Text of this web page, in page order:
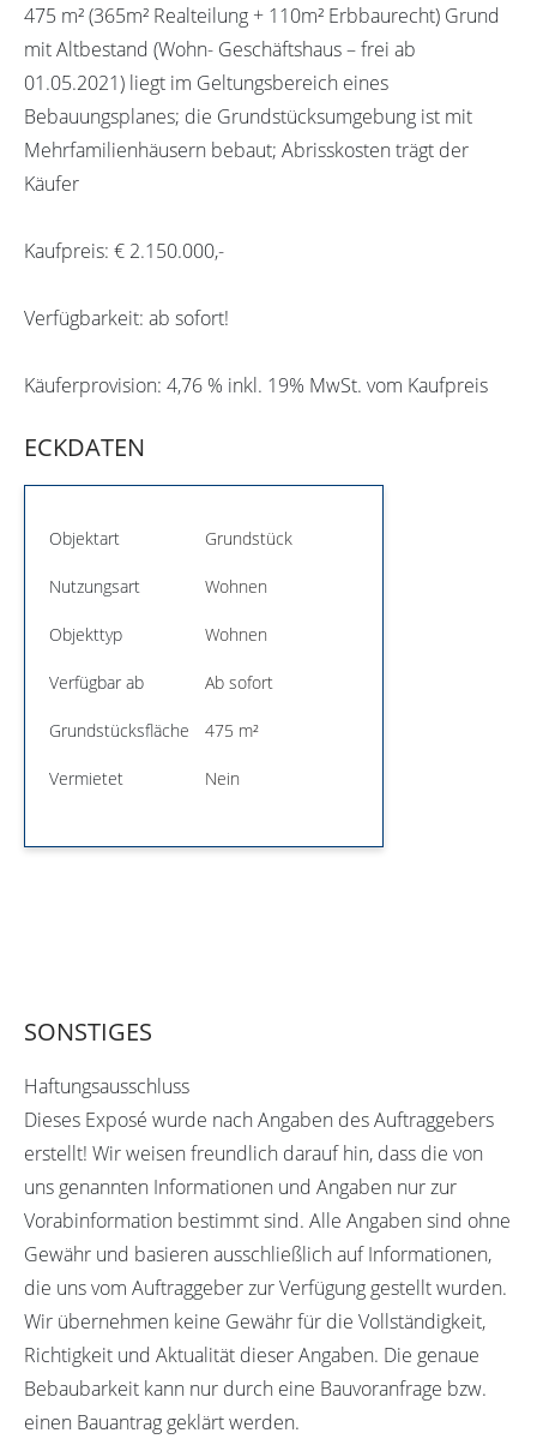
475 m² (365m² Realteilung + 110m² Erbbaurecht) Grund
mit Altbestand (Wohn- Geschäftshaus – frei ab
01.05.2021) liegt im Geltungsbereich eines
Bebauungsplanes; die Grundstücksumgebung ist mit
Mehrfamilienhäusern bebaut; Abrisskosten trägt der
Käufer
Kaufpreis: € 2.150.000,-
Verfügbarkeit: ab sofort!
Käuferprovision: 4,76 % inkl. 19% MwSt. vom Kaufpreis
ECKDATEN
Objektart Grundstück
Nutzungsart Wohnen
Objekttyp Wohnen
Verfügbar ab Ab sofort
Grundstücksfläche 475 m²
Vermietet Nein
SONSTIGES
Haftungsausschluss
Dieses Exposé wurde nach Angaben des Auftraggebers
erstellt! Wir weisen freundlich darauf hin, dass die von
uns genannten Informationen und Angaben nur zur
Vorabinformation bestimmt sind. Alle Angaben sind ohne
Gewähr und basieren ausschließlich auf Informationen,
die uns vom Auftraggeber zur Verfügung gestellt wurden.
Wir übernehmen keine Gewähr für die Vollständigkeit,
Richtigkeit und Aktualität dieser Angaben. Die genaue
Bebaubarkeit kann nur durch eine Bauvoranfrage bzw.
einen Bauantrag geklärt werden.